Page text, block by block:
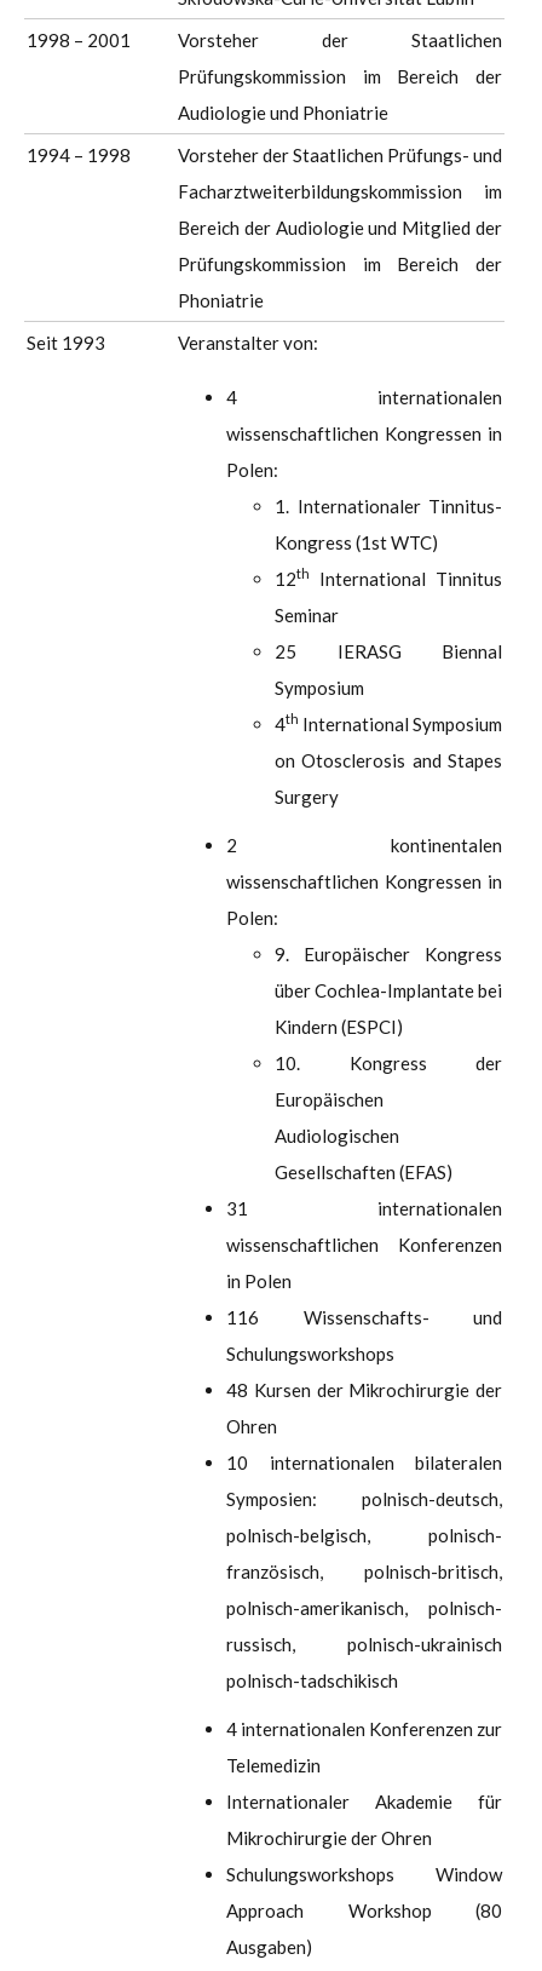
1998 – 2001
Vorsteher der Staatlichen
Prüfungskommission im Bereich der
Audiologie und Phoniatrie
1994 – 1998
Vorsteher der Staatlichen Prüfungs- und
Facharztweiterbildungskommission im
Bereich der Audiologie und Mitglied der
Prüfungskommission im Bereich der
Phoniatrie
Seit 1993
Veranstalter von:
4 internationalen
wissenschaftlichen Kongressen in
Polen:
1. Internationaler Tinnitus-
Kongress (1st WTC)
12th
International Tinnitus
Seminar
25 IERASG Biennal
Symposium
4th International Symposium
on Otosclerosis and Stapes
Surgery
2 kontinentalen
wissenschaftlichen Kongressen in
Polen:
9. Europäischer Kongress
über Cochlea-Implantate bei
Kindern (ESPCI)
10. Kongress der
Europäischen
Audiologischen
Gesellschaften (EFAS)
31 internationalen
wissenschaftlichen Konferenzen
in Polen
116 Wissenschafts- und
Schulungsworkshops
48 Kursen der Mikrochirurgie der
Ohren
10 internationalen bilateralen
Symposien: polnisch-deutsch,
polnisch-belgisch, polnisch-
französisch, polnisch-britisch,
polnisch-amerikanisch, polnisch-
russisch, polnisch-ukrainisch
polnisch-tadschikisch
4 internationalen Konferenzen zur
Telemedizin
Internationaler Akademie für
Mikrochirurgie der Ohren
Schulungsworkshops Window
Approach Workshop (80
Ausgaben)